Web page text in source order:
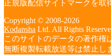
正規版配信サイトマークを取
Copyright © 2008-2026
Kodansha Ltd. All Rights
このサイトのデータの著作権
無断複製転載放送等は禁止し